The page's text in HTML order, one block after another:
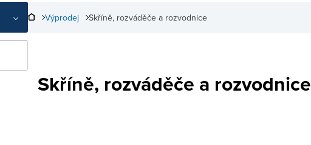
Skříně, rozváděče a rozvodnice
Výprodej
Skříně, rozváděče a rozvodnice